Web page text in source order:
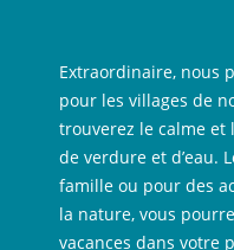
Extraordinaire, nous
pour les villages de
trouverez le calme et
de verdure et d’eau.
famille ou pour des
la nature, vous
vacances dans votre